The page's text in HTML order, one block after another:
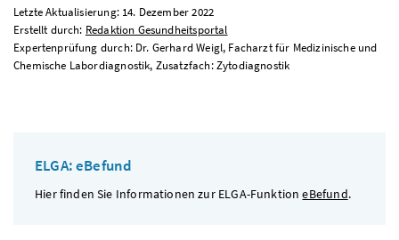
Letzte Aktualisierung: 14. Dezember 2022
Erstellt durch: Redaktion Gesundheitsportal
Expertenprüfung durch: Dr. Gerhard Weigl, Facharzt für Medizinische und
Chemische Labordiagnostik, Zusatzfach: Zytodiagnostik
ELGA: eBefund
Hier finden Sie Informationen zur ELGA-FunktioneBefund.